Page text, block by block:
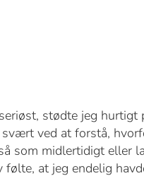
stødte jeg
ved at forstå,
som midlertidigt eller
at jeg endelig